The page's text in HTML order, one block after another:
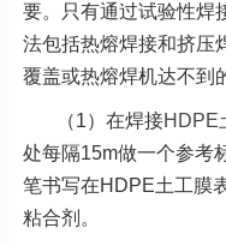
要。只有通过试验性焊
法包括热熔焊接和挤压
覆盖或热熔焊机达不到
（1）在焊接HDPE
处每隔15m做一个参考
笔书写在HDPE土工膜
粘合剂。